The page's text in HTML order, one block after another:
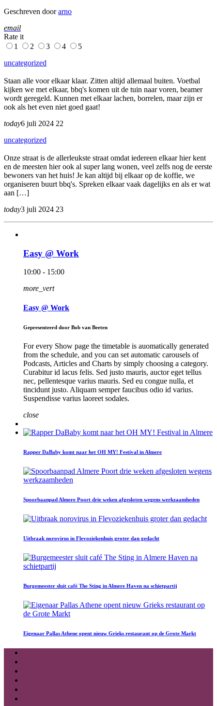
Geschreven doorarno
email
Rate it
1
2 3 4
5
uncategorized
Staan alle voor elkaar klaar. Zitten altijd allemaal buiten. Voetbal
kijken we met elkaar, bbq's komen uit de tuin naar voren, beamer
wordt geregeld. Kunnen met elkaar lachen, borrelen, maar zijn er
ook als het even niet goed gaat!
today6 juli 2024 22
uncategorized
Onze straat is de allerleukste straat omdat iedereen elkaar hier kent
en de meesten hier ook al super lang wonen, veel zelfs nog de eerste
bewoners van het huis! Je kan altijd bij elkaar op de koffie, we
organiseren buurt bbq's. Spreken elkaar vaak dagelijks en als er wat
aan […]
today3 juli 2024 23
Easy @ Work
10:00 - 15:00
more_vert
Easy @ Work
Gepresenteerd door Bob van Beeten
For every Show page the timetable is auomatically generated
from the schedule, and you can set automatic carousels of
Podcasts, Articles and Charts by simply choosing a category.
Curabitur id lacus felis. Sed justo mauris, auctor eget tellus
nec, pellentesque varius mauris. Sed eu congue nulla, et
tincidunt justo. Aliquam semper faucibus odio id varius.
Suspendisse varius laoreet sodales.
close
Rapper DaBaby komt naar het OH MY! Festival in Almere
Spoorbaanpad Almere Poort drie weken afgesloten wegens werkzaamheden
Uitbraak norovirus in Flevoziekenhuis groter dan gedacht
Burgemeester sluit café The Sting in Almere Haven na schietpartij
Eigenaar Pallas Athene opent nieuw Grieks restaurant op de Grote Markt